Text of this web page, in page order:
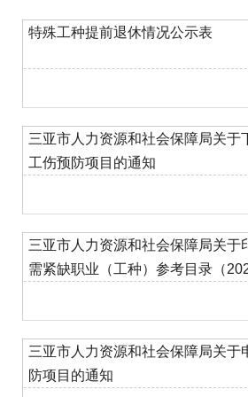
特殊工种提前退休情况公示表
三亚市人力资源和社会保障局关于
工伤预防项目的通知
三亚市人力资源和社会保障局关于
需紧缺职业（工种）参考目录（
三亚市人力资源和社会保障局关于
防项目的通知